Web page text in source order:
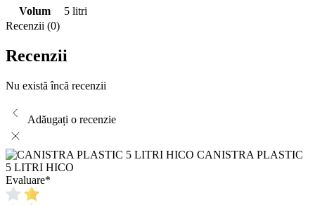
Volum
5 litri
Recenzii (0)
Recenzii
Nu există încă recenzii
Adăugați o recenzie
CANISTRA PLASTIC
5 LITRI HICO
Evaluare*